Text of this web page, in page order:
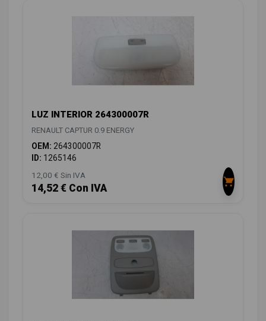
LUZ INTERIOR 264300007R
RENAULT CAPTUR 0.9 ENERGY
OEM: 264300007R
ID: 1265146
12,00 € Sin IVA
14,52 € Con IVA